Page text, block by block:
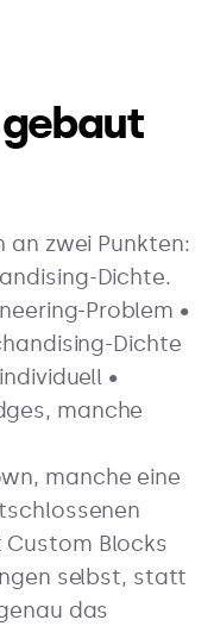
an zwei Punkten:
Dichte.
Problem •
Dichte
•
manche
manche eine
Custom Blocks
selbst, statt
das